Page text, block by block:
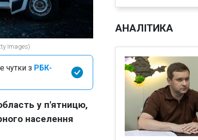
Images)
чутки з РБК-
у п'ятницю,
населення
АНАЛІТИКА